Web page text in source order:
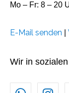
Mo – Fr: 8 – 20
E-Mail senden
Wir in